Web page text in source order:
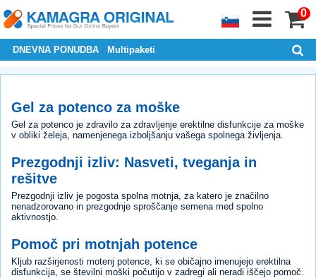
0
DNEVNA PONUDBA Multipaketi
Gel za potenco za moške
Gel za potenco je zdravilo za zdravljenje erektilne disfunkcije za moške
v obliki želeja, namenjenega izboljšanju vašega spolnega življenja.
Prezgodnji izliv: Nasveti, tveganja in
rešitve
Prezgodnji izliv je pogosta spolna motnja, za katero je značilno
nenadzorovano in prezgodnje sproščanje semena med spolno
aktivnostjo.
Pomoč pri motnjah potence
Kljub razširjenosti motenj potence, ki se običajno imenujejo erektilna
disfunkcija, se številni moški počutijo v zadregi ali neradi iščejo pomoč.